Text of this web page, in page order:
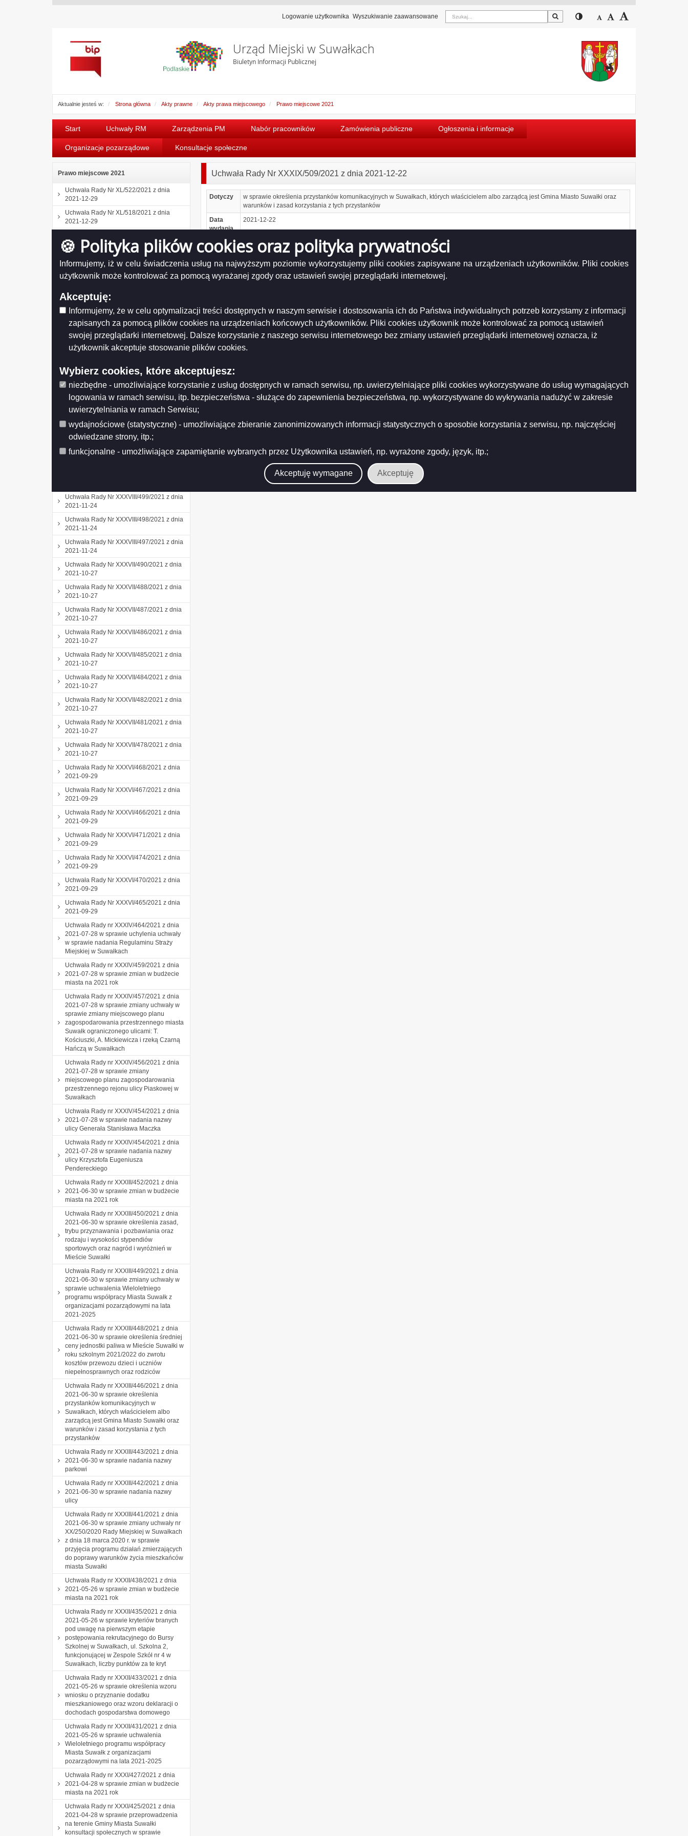
🍪 Polityka plików cookies oraz polityka prywatności
Informujemy, iż w celu świadczenia usług na najwyższym poziomie wykorzystujemy pliki cookies zapisywane na urządzeniach użytkowników. Pliki cookies
użytkownik może kontrolować za pomocą wyrażanej zgody oraz ustawień swojej przeglądarki internetowej.
Akceptuję:
Informujemy, że w celu optymalizacji treści dostępnych w naszym serwisie i dostosowania ich do Państwa indywidualnych potrzeb korzystamy z informacji
zapisanych za pomocą plików cookies na urządzeniach końcowych użytkowników. Pliki cookies użytkownik może kontrolować za pomocą ustawień
swojej przeglądarki internetowej. Dalsze korzystanie z naszego serwisu internetowego bez zmiany ustawień przeglądarki internetowej oznacza, iż
użytkownik akceptuje stosowanie plików cookies.
Wybierz cookies, które akceptujesz:
niezbędne - umożliwiające korzystanie z usług dostępnych w ramach serwisu, np. uwierzytelniające pliki cookies wykorzystywane do usług wymagających
logowania w ramach serwisu, itp. bezpieczeństwa - służące do zapewnienia bezpieczeństwa, np. wykorzystywane do wykrywania nadużyć w zakresie
uwierzytelniania w ramach Serwisu;
wydajnościowe (statystyczne) - umożliwiające zbieranie zanonimizowanych informacji statystycznych o sposobie korzystania z serwisu, np. najczęściej
odwiedzane strony, itp.;
funkcjonalne - umożliwiające zapamiętanie wybranych przez Użytkownika ustawień, np. wyrażone zgody, język, itp.;
Akceptuję wymagane Akceptuję
Logowanie użytkownika Wyszukiwanie zaawansowane Szukaj Przełącz pomiędzy
Zmniejsz czcionkę
Domyślny rozmiar
Urząd Miejski w Suwałkach
Biuletyn Informacji Publicznej
Aktualnie jesteś w: Strona główna Akty prawne Akty prawa miejscowego Prawo miejscowe 2021
Start Uchwały RM Zarządzenia PM Nabór pracowników Zamówienia publiczne Ogłoszenia i informacje
Organizacje pozarządowe Konsultacje społeczne
Prawo miejscowe 2021
Uchwała Rady Nr XL/522/2021 z dnia
2021-12-29
Uchwała Rady Nr XL/518/2021 z dnia
2021-12-29
Uchwała Rady Nr XXXIX/509/2021 z dnia
Uchwała Rady Nr XXXIX/507/2021 z dnia
2021-12-22
Uchwała Rady Nr XXXIX/513/2021 z dnia
2021-12-22
Uchwała Rady Nr XXXIX/516/2021 z dnia
2021-12-22
Uchwała Rady Nr XXXIX/506/2021 z dnia
2021-12-22
2021-12-22
Uchwała Rady Nr XXXVIII/494/2021 z dnia
2021-11-24
Uchwała Rady Nr XXXVIII/503/2021 z dnia
2021-11-24
Uchwała Rady Nr XXXVIII/502/2021 z dnia
2021-11-24
Uchwała Rady Nr XXXVIII/501/2021 z dnia
Uchwała Rady Nr XXXVIII/499/2021 z dnia
2021-11-24
Uchwała Rady Nr XXXVIII/498/2021 z dnia
2021-11-24
Uchwała Rady Nr XXXVIII/497/2021 z dnia
2021-11-24
Uchwała Rady Nr XXXVII/490/2021 z dnia
2021-10-27
Uchwała Rady Nr XXXVII/488/2021 z dnia
2021-10-27
Uchwała Rady Nr XXXVII/487/2021 z dnia
2021-10-27
Uchwała Rady Nr XXXVII/486/2021 z dnia
2021-10-27
Uchwała Rady Nr XXXVII/485/2021 z dnia
2021-10-27
Uchwała Rady Nr XXXVII/484/2021 z dnia
2021-10-27
Uchwała Rady Nr XXXVII/482/2021 z dnia
2021-10-27
Uchwała Rady Nr XXXVII/481/2021 z dnia
2021-10-27
Uchwała Rady Nr XXXVII/478/2021 z dnia
2021-10-27
Uchwała Rady Nr XXXVI/468/2021 z dnia
2021-09-29
Uchwała Rady Nr XXXVI/467/2021 z dnia
2021-09-29
Uchwała Rady Nr XXXVI/466/2021 z dnia
2021-09-29
Uchwała Rady Nr XXXVI/471/2021 z dnia
2021-09-29
Uchwała Rady Nr XXXVI/474/2021 z dnia
2021-09-29
Uchwała Rady Nr XXXVI/470/2021 z dnia
2021-09-29
Uchwała Rady Nr XXXVI/465/2021 z dnia
2021-09-29
Uchwała Rady nr XXXIV/464/2021 z dnia
2021-07-28 w sprawie uchylenia uchwały
w sprawie nadania Regulaminu Straży
Miejskiej w Suwałkach
Uchwała Rady nr XXXIV/459/2021 z dnia
2021-07-28 w sprawie zmian w budżecie
miasta na 2021 rok
Uchwała Rady nr XXXIV/457/2021 z dnia
2021-07-28 w sprawie zmiany uchwały w
sprawie zmiany miejscowego planu
zagospodarowania przestrzennego miasta
Suwałk ograniczonego ulicami: T.
Kościuszki, A. Mickiewicza i rzeką Czarną
Hańczą w Suwałkach
Uchwała Rady nr XXXIV/456/2021 z dnia
2021-07-28 w sprawie zmiany
miejscowego planu zagospodarowania
przestrzennego rejonu ulicy Piaskowej w
Suwałkach
Uchwała Rady nr XXXIV/454/2021 z dnia
2021-07-28 w sprawie nadania nazwy
ulicy Generała Stanisława Maczka
Uchwała Rady nr XXXIV/454/2021 z dnia
2021-07-28 w sprawie nadania nazwy
ulicy Krzysztofa Eugeniusza
Pendereckiego
Uchwała Rady nr XXXIII/452/2021 z dnia
2021-06-30 w sprawie zmian w budżecie
miasta na 2021 rok
Uchwała Rady nr XXXIII/450/2021 z dnia
2021-06-30 w sprawie określenia zasad,
trybu przyznawania i pozbawiania oraz
rodzaju i wysokości stypendiów
sportowych oraz nagród i wyróżnień w
Mieście Suwałki
Uchwała Rady nr XXXIII/449/2021 z dnia
2021-06-30 w sprawie zmiany uchwały w
sprawie uchwalenia Wieloletniego
programu współpracy Miasta Suwałk z
organizacjami pozarządowymi na lata
2021-2025
Uchwała Rady nr XXXIII/448/2021 z dnia
2021-06-30 w sprawie określenia średniej
ceny jednostki paliwa w Mieście Suwałki w
roku szkolnym 2021/2022 do zwrotu
kosztów przewozu dzieci i uczniów
niepełnosprawnych oraz rodziców
Uchwała Rady nr XXXIII/446/2021 z dnia
2021-06-30 w sprawie określenia
przystanków komunikacyjnych w
Suwałkach, których właścicielem albo
zarządcą jest Gmina Miasto Suwałki oraz
warunków i zasad korzystania z tych
przystanków
Uchwała Rady nr XXXIII/443/2021 z dnia
2021-06-30 w sprawie nadania nazwy
parkowi
Uchwała Rady nr XXXIII/442/2021 z dnia
2021-06-30 w sprawie nadania nazwy
ulicy
Uchwała Rady nr XXXIII/441/2021 z dnia
2021-06-30 w sprawie zmiany uchwały nr
XX/250/2020 Rady Miejskiej w Suwałkach
z dnia 18 marca 2020 r. w sprawie
przyjęcia programu działań zmierzających
do poprawy warunków życia mieszkańców
miasta Suwałki
Uchwała Rady nr XXXII/438/2021 z dnia
2021-05-26 w sprawie zmian w budżecie
miasta na 2021 rok
Uchwała Rady nr XXXII/435/2021 z dnia
2021-05-26 w sprawie kryteriów branych
pod uwagę na pierwszym etapie
postępowania rekrutacyjnego do Bursy
Szkolnej w Suwałkach, ul. Szkolna 2,
funkcjonującej w Zespole Szkół nr 4 w
Suwałkach, liczby punktów za te kryt
Uchwała Rady nr XXXII/433/2021 z dnia
2021-05-26 w sprawie określenia wzoru
wniosku o przyznanie dodatku
mieszkaniowego oraz wzoru deklaracji o
dochodach gospodarstwa domowego
Uchwała Rady nr XXXII/431/2021 z dnia
2021-05-26 w sprawie uchwalenia
Wieloletniego programu współpracy
Miasta Suwałk z organizacjami
pozarządowymi na lata 2021-2025
Uchwała Rady nr XXXI/427/2021 z dnia
2021-04-28 w sprawie zmian w budżecie
miasta na 2021 rok
Uchwała Rady nr XXXI/425/2021 z dnia
2021-04-28 w sprawie przeprowadzenia
na terenie Gminy Miasta Suwałki
konsultacji społecznych w sprawie
Uchwała Rady Nr XXXIX/509/2021 z dnia 2021-12-22
Dotyczy
w sprawie określenia przystanków komunikacyjnych w Suwałkach, których właścicielem albo zarządcą jest Gmina Miasto Suwałki oraz
warunków i zasad korzystania z tych przystanków
Data
wydania
2021-12-22
Numer
XXXIX/509/2021
Uchwała Rady Nr XXXIX/509/2021 z dnia 22 grudnia 2021 r.
XXXIX_509_2021
Udostępniający: Urząd Miejski w Suwałkach
Wytwarzający/odpowiadający:Elżbieta Polańska - Kierownik Biura Rady Miejskiej
Data wytworzenia:
Opublikował:
Data publikacji:
2021-12-27
Historia strony